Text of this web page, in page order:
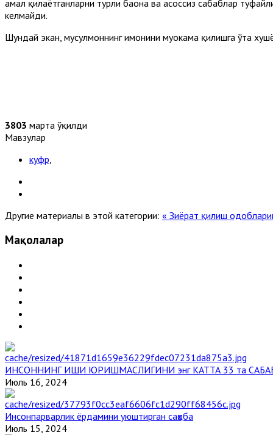
амал қилаётганларни турли баҳона ва асоссиз сабаблар
келмайди.
Шундай экан, мусулмоннинг имонини муҳокама қилишга ўта
3803 марта ўқилди
Мавзулар
куфр
Другие материалы в этой категории: « Зиёрат қилиш
Мақолалар
ИНСОННИНГ ИШИ ЮРИШМАСЛИГИНИ энг КАТТА 33 та
Июль 16, 2024
Инсонпарварлик ёрдамини уюштирган саҳоба
Июль 15, 2024